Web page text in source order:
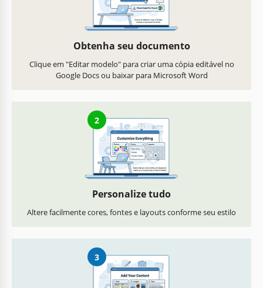
Obtenha seu documento
Clique em "Editar modelo" para criar uma cópia editável no
Google Docs ou baixar para Microsoft Word
2
Personalize tudo
Altere facilmente cores, fontes e layouts conforme seu estilo
3